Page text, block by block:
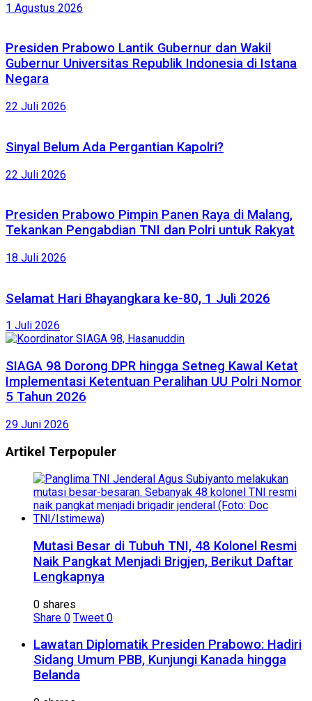
1 Agustus 2026
Presiden Prabowo Lantik Gubernur dan Wakil
Gubernur Universitas Republik Indonesia di Istana
Negara
22 Juli 2026
Sinyal Belum Ada Pergantian Kapolri?
22 Juli 2026
Presiden Prabowo Pimpin Panen Raya di Malang,
Tekankan Pengabdian TNI dan Polri untuk Rakyat
18 Juli 2026
Selamat Hari Bhayangkara ke-80, 1 Juli 2026
1 Juli 2026
SIAGA 98 Dorong DPR hingga Setneg Kawal Ketat
Implementasi Ketentuan Peralihan UU Polri Nomor
5 Tahun 2026
29 Juni 2026
Artikel Terpopuler
Mutasi Besar di Tubuh TNI, 48 Kolonel Resmi
Naik Pangkat Menjadi Brigjen, Berikut Daftar
Lengkapnya
0 shares
Share 0 Tweet 0
Lawatan Diplomatik Presiden Prabowo: Hadiri
Sidang Umum PBB, Kunjungi Kanada hingga
Belanda